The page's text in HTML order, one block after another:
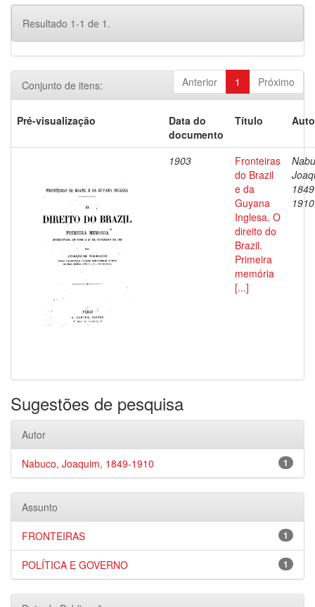
Resultado 1-1 de 1.
Anterior 1 Próximo
Conjunto de itens:
Pré-visualização
Data do
documento
Título
1903
Fronteiras
do Brazil
e da
Guyana
Inglesa. O
direito do
Brazil.
Primeira
memória
[...]
1910
Sugestões de pesquisa
Autor
1
Nabuco, Joaquim, 1849-1910
Assunto
1
FRONTEIRAS
1
POLÍTICA E GOVERNO